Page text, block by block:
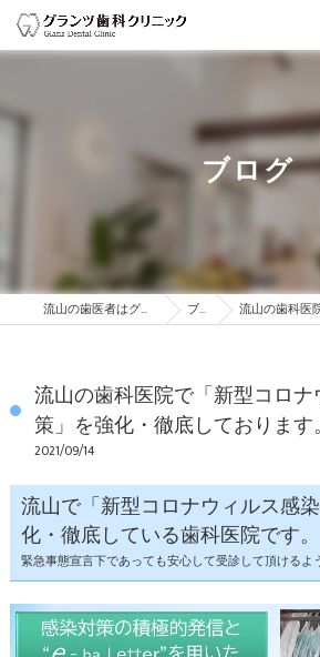
ブログ
流山の歯医者はグランツ歯科クリニック ブログ 流山の歯科医院で「新型コロ
流山の歯科医院で「新型コロ
策」を強化・徹底しておりま
2021/09/14
流山で「新型コロナウィルス感
化・徹底している歯科医院です。
緊急事態宣言下であっても安心して受診して頂けるよ